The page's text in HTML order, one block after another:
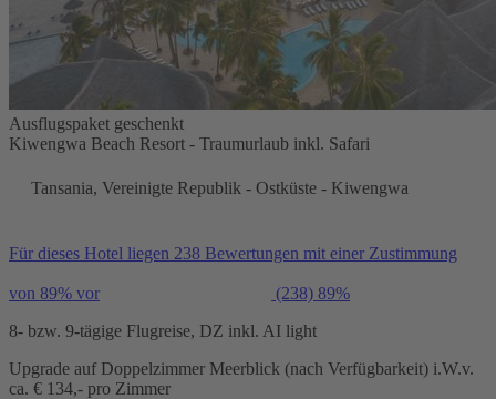
Ausflugspaket geschenkt
Kiwengwa Beach Resort - Traumurlaub inkl. Safari
Tansania, Vereinigte Republik - Ostküste - Kiwengwa
Für dieses Hotel liegen 238 Bewertungen mit einer Zustimmung
von 89% vor (238) 89%
8- bzw. 9-tägige Flugreise, DZ inkl. AI light
Upgrade auf Doppelzimmer Meerblick (nach Verfügbarkeit) i.W.v.
ca. € 134,- pro Zimmer